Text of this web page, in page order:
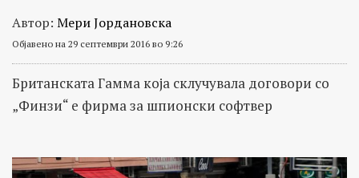
Автор: Мери Јордановска
Објавено на 29 септември 2016 во 9:26
Британската Гамма која склучувала договори со
„Финзи“ е фирма за шпионски софтвер